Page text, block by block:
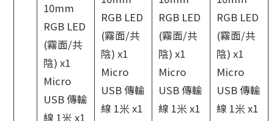
10mm
RGB LED
(霧面/共
陰) x1
Micro
USB 傳輸
線 1米 x1
RGB LED
(霧面/共
陰) x1
Micro
USB 傳輸
線 1米 x1
RGB LED
(霧面/共
陰) x1
Micro
USB 傳輸
線 1米 x1
RGB LED
(霧面/共
陰) x1
Micro
USB 傳輸
線 1米 x1